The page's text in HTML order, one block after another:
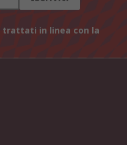
in linea con la